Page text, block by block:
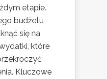
etapie.
budżetu
się na
które
Kluczowe